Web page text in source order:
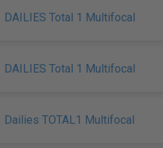
DAILIES Total 1 Multifocal
DAILIES Total 1 Multifocal
Dailies TOTAL1 Multifocal